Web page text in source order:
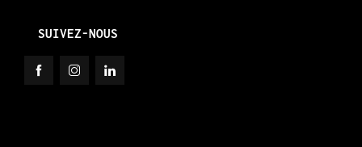
SUIVEZ-NOUS